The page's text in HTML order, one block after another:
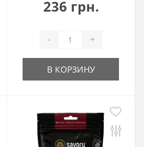
236 грн.
- +
В КОРЗИНУ